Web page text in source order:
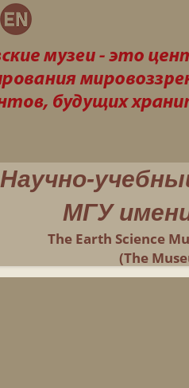
Научно-
МГУ
The Earth Science
(The